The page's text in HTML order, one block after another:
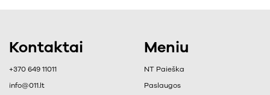
Kontaktai
+370 649 11011
info@011.lt
Meniu
NT Paieška
Paslaugos